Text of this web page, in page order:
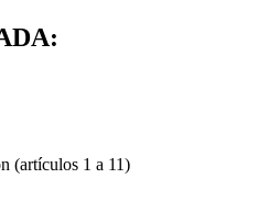
(artículos 1 a 11)